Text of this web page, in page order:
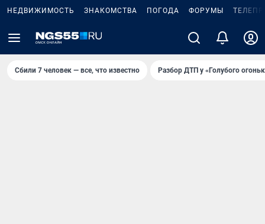
НЕДВИЖИМОСТЬ ЗНАКОМСТВА ПОГОДА ФОРУМЫ
Сбили 7 человек — все, что известно Разбор ДТП у «Голубого